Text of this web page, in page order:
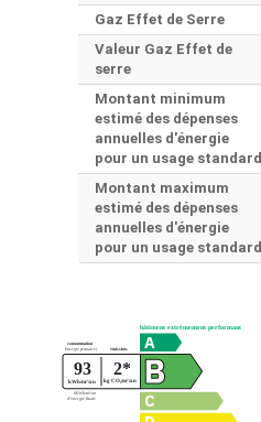
Gaz Effet de Serre
Valeur Gaz Effet de
serre
Montant minimum
estimé des dépenses
annuelles d'énergie
pour un usage standard
Montant maximum
estimé des dépenses
annuelles d'énergie
pour un usage standard